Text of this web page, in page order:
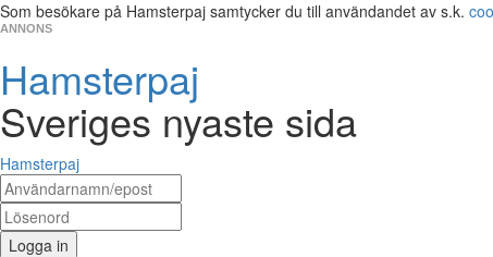
Som besökare på Hamsterpaj samtycker du till användandet av s.k.
ANNONS
Hamsterpaj
Sveriges nyaste sida
Hamsterpaj
Logga in